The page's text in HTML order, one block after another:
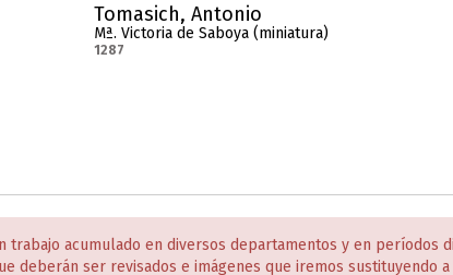
Tomasich, Antonio
Mª. Victoria de Saboya (miniatura)
1287
trabajo acumulado en diversos departamentos y en períodos
deberán ser revisados e imágenes que iremos sustituyendo